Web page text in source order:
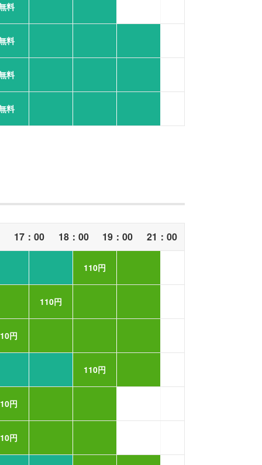
料
料
料
料
17：00 18：00 19：00 21：00
110円
110円
円
110円
円
円